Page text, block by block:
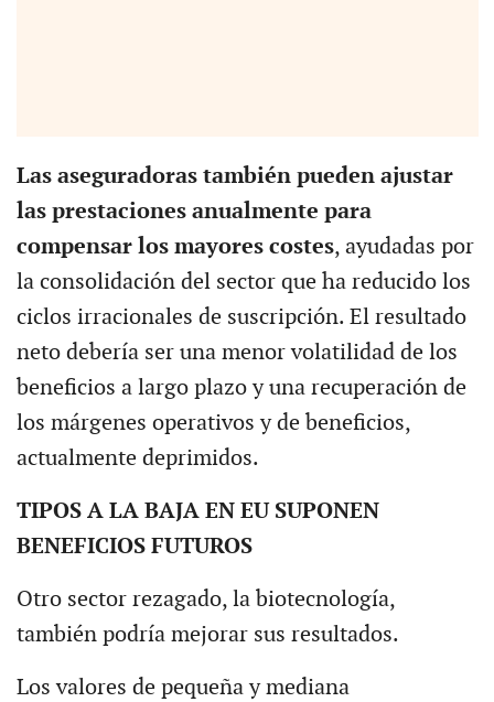
Las aseguradoras también pueden ajustar
las prestaciones anualmente para
compensar los mayores costes, ayudadas por
la consolidación del sector que ha reducido los
ciclos irracionales de suscripción. El resultado
neto debería ser una menor volatilidad de los
beneficios a largo plazo y una recuperación de
los márgenes operativos y de beneficios,
actualmente deprimidos.
TIPOS A LA BAJA EN EU SUPONEN
BENEFICIOS FUTUROS
Otro sector rezagado, la biotecnología,
también podría mejorar sus resultados.
Los valores de pequeña y mediana